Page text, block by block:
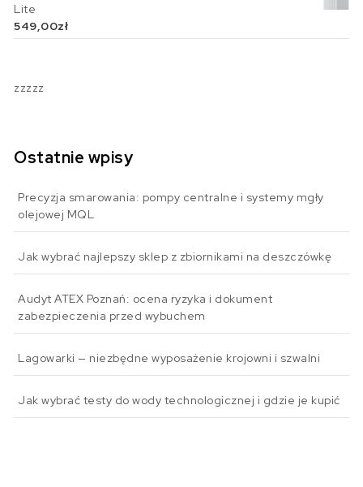
Lite
549,00zł
zzzzz
Ostatnie wpisy
Precyzja smarowania: pompy centralne i systemy mgły
olejowej MQL
Jak wybrać najlepszy sklep z zbiornikami na deszczówkę
Audyt ATEX Poznań: ocena ryzyka i dokument
zabezpieczenia przed wybuchem
Lagowarki — niezbędne wyposażenie krojowni i szwalni
Jak wybrać testy do wody technologicznej i gdzie je kupić